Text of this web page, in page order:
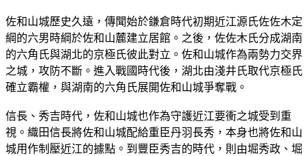
佐和山城歷史久遠，傳聞始於鎌倉時代初期近江源氏佐佐木定
綱的六男時綱於佐和山麓建立居館。之後，佐佐木氏分成湖南
的六角氏與湖北的京極氏彼此對立。佐和山城作為兩勢力交界
之城，攻防不斷。進入戰國時代後，湖北由淺井氏取代京極氏
確立霸權，與湖南的六角氏展開佐和山城爭奪戰。
信長、秀吉時代，佐和山城也作為守護近江要衝之城受到重
視。織田信長將佐和山城配給重臣丹羽長秀，本身也將佐和山
城用作制壓近江的據點。到豐臣秀吉的時代，則由堀秀政、堀